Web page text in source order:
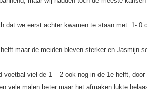
dat we eerst achter kwamen te staan met 1- 0
maar de meiden bleven sterker en Jasmijn
voetbal viel de 1 – 2 ook nog in de 1e helft,
vele malen beter maar het afmaken lukte